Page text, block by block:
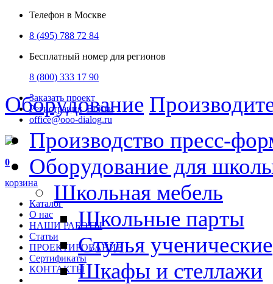
Телефон в Москве
8 (495) 788 72 84
Бесплатный номер для регионов
8 (800) 333 17 90
Заказать проект
Регистрация Войти
office@ooo-dialog.ru
0
корзина
Каталог
О нас
НАШИ РАБОТЫ
Статьи
ПРОЕКТИРОВАНИЕ
Сертификаты
КОНТАКТЫ
Оборудование
Производство пресс-
Оборудование для
Школьная мебель
Школьные парты
Стулья ученические
Шкафы и стеллажи